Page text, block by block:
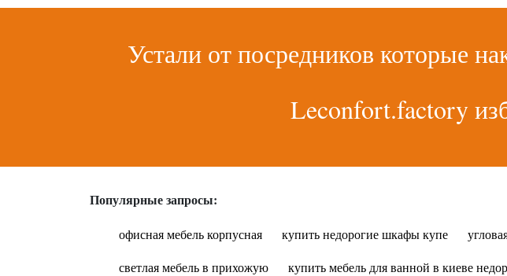
Устали от посредников которые
Leconfort.factory
Популярные запросы:
офисная мебель корпусная купить недорогие шкафы купе
светлая мебель в прихожую
купить мебель для ванной в киеве